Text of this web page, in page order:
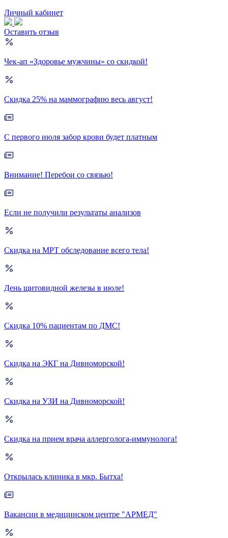
Личный кабинет
Оставить отзыв
Чек-ап «Здоровье мужчины» со скидкой!
Скидка 25% на маммографию весь август!
С первого июля забор крови будет платным
Внимание! Перебои со связью!
Если не получили результаты анализов
Скидка на МРТ обследование всего тела!
День щитовидной железы в июле!
Скидка 10% пациентам по ДМС!
Скидка на ЭКГ на Дивноморской!
Скидка на УЗИ на Дивноморской!
Скидка на прием врача аллерголога-иммунолога!
Открылась клиника в мкр. Бытха!
Вакансии в медицинском центре "АРМЕД"